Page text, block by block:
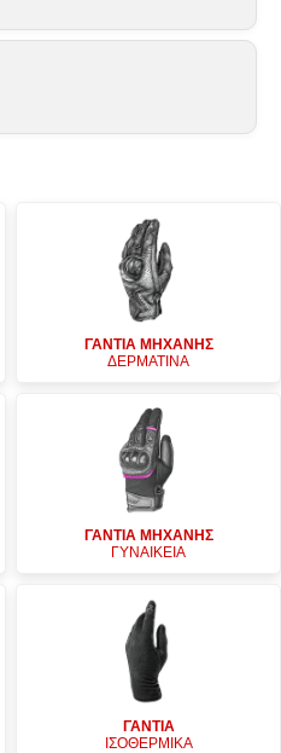
ΓΑΝΤΙΑ ΜΗΧΑΝΗΣ
ΔΕΡΜΑΤΙΝΑ
ΓΑΝΤΙΑ ΜΗΧΑΝΗΣ
ΓΥΝΑΙΚΕΙΑ
ΓΑΝΤΙΑ
ΙΣΟΘΕΡΜΙΚΑ